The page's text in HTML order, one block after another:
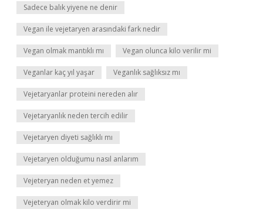
Sadece balık yiyene ne denir
Vegan ile vejetaryen arasındaki fark nedir
Vegan olmak mantıklı mı Vegan olunca kilo verilir mi
Veganlar kaç yıl yaşar Veganlık sağlıksız mı
Vejetaryanlar proteini nereden alır
Vejetaryanlık neden tercih edilir
Vejetaryen diyeti sağlıklı mı
Vejetaryen olduğumu nasıl anlarım
Vejeteryan neden et yemez
Vejeteryan olmak kilo verdirir mi